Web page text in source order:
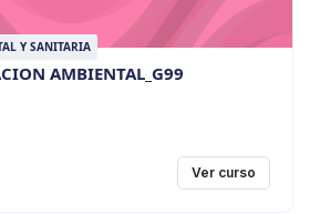
Y SANITARIA
AMBIENTAL_G99
Ver curso